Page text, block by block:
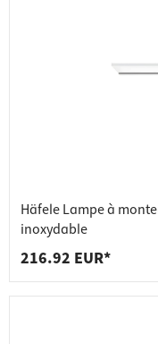
Häfele Lampe à
inoxydable
216.92 EUR*